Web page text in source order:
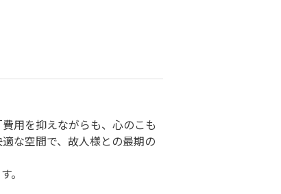
用を抑えながらも、心のこも
な空間で、故人様との最期の
。